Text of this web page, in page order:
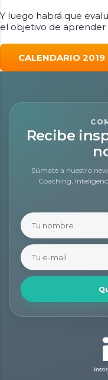
Y luego habrá que
el objetivo de aprender
CALENDARIO 2019
Recibe
Súmate a nuestro
Coaching,